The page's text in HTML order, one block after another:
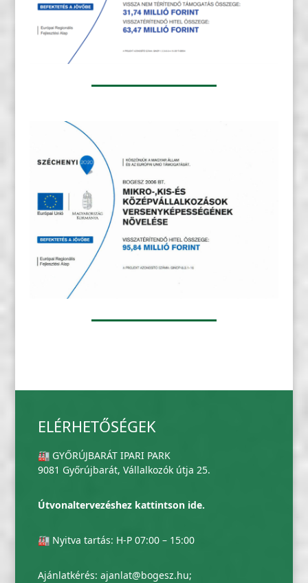
ELÉRHETŐSÉGEK
🏭 GYŐRÚJBARÁT IPARI PARK
9081 Győrújbarát, Vállalkozók útja 25.
Útvonaltervezéshez kattintson ide.
🏭 Nyitva tartás: H-P 07:00 – 15:00
Ajánlatkérés: ajanlat@bogesz.hu;